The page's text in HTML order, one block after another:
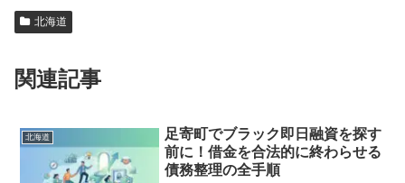
北海道
関連記事
北海道
足寄町でブラック即日融資を探す
前に！借金を合法的に終わらせる
債務整理の全手順